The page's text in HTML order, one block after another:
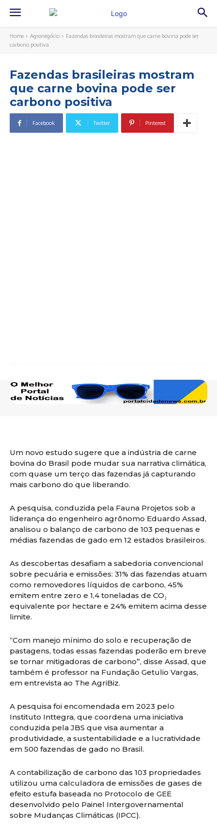
Home Agronegócio
Fazendas brasileiras mostram que carne bovina pode ser
carbono positiva
Fazendas brasileiras mostram
que carne bovina pode ser
carbono positiva
Facebook Twitter Pinterest
Um novo estudo sugere que a indústria de carne
bovina do Brasil pode mudar sua narrativa climática,
com quase um terço das fazendas já capturando
mais carbono do que liberando.
A pesquisa, conduzida pela Fauna Projetos sob a
liderança do engenheiro agrônomo Eduardo Assad,
analisou o balanço de carbono de 103 pequenas e
médias fazendas de gado em 12 estados brasileiros.
As descobertas desafiam a sabedoria convencional
sobre pecuária e emissões: 31% das fazendas atuam
como removedores líquidos de carbono, 45%
emitem entre zero e 1,4 toneladas de CO₂
equivalente por hectare e 24% emitem acima desse
limite.
“Com manejo mínimo do solo e recuperação de
pastagens, todas essas fazendas poderão em breve
se tornar mitigadoras de carbono”, disse Assad, que
também é professor na Fundação Getulio Vargas,
em entrevista ao The AgriBiz.
A pesquisa foi encomendada em 2023 pelo
Instituto Inttegra, que coordena uma iniciativa
conduzida pela JBS que visa aumentar a
produtividade, a sustentabilidade e a lucratividade
em 500 fazendas de gado no Brasil.
A contabilização de carbono das 103 propriedades
utilizou uma calculadora de emissões de gases de
efeito estufa baseada no Protocolo de GEE
desenvolvido pelo Painel Intergovernamental
sobre Mudanças Climáticas (IPCC).